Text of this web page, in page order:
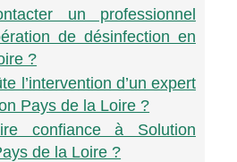
un professionnel
de désinfection en
?
l’intervention d’un expert
Pays de la Loire ?
confiance à Solution
de la Loire ?